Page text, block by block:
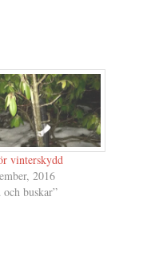
vinterskydd
2016
buskar”